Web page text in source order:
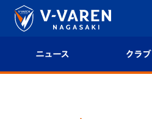
ニュース クラ